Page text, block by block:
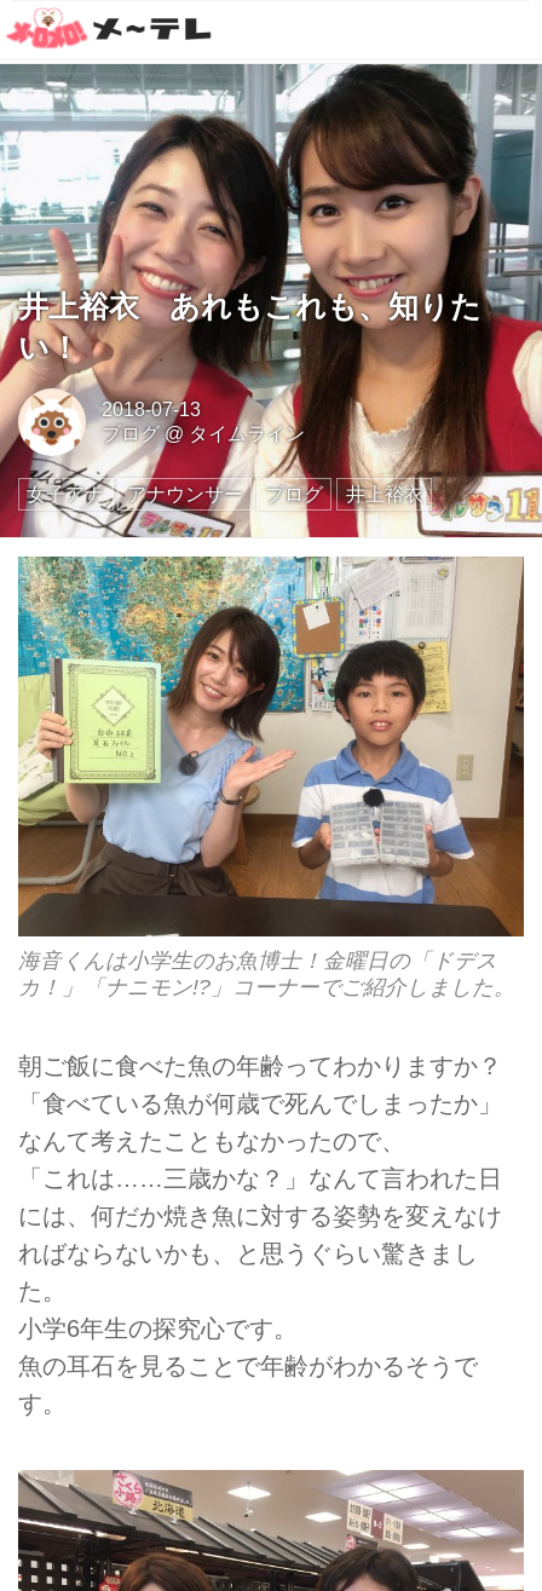
井上裕衣 あれもこれも、知りた
い！
2018-07-13
ブログ@ タイムライン
女子アナ アナウンサー ブログ 井上裕衣
海音くんは小学生のお魚博士！金曜日の「ドデス
カ！」「ナニモン!?」コーナーでご紹介しました。
朝ご飯に食べた魚の年齢ってわかりますか？
「食べている魚が何歳で死んでしまったか」
なんて考えたこともなかったので、
「これは……三歳かな？」なんて言われた日
には、何だか焼き魚に対する姿勢を変えなけ
ればならないかも、と思うぐらい驚きまし
た。
小学6年生の探究心です。
魚の耳石を見ることで年齢がわかるそうで
す。